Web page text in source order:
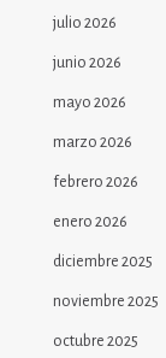
julio 2026
junio 2026
mayo 2026
marzo 2026
febrero 2026
enero 2026
diciembre 2025
noviembre 2025
octubre 2025